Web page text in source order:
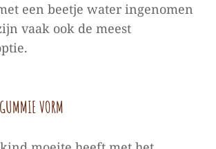
een beetje water ingenomen
vaak ook de meest
VORM